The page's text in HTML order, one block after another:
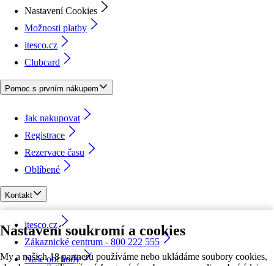
Nastavení soukromí a cookies
My a našich 18 partnerů používáme nebo ukládáme soubory cookies,
Nastavení Cookies
Možnosti platby
itesco.cz
Clubcard
Pomoc s prvním nákupem
Jak nakupovat
Registrace
Rezervace času
Oblíbené
Kontakt
itesco.cz
Zákaznické centrum - 800 222 555
Naše obchody